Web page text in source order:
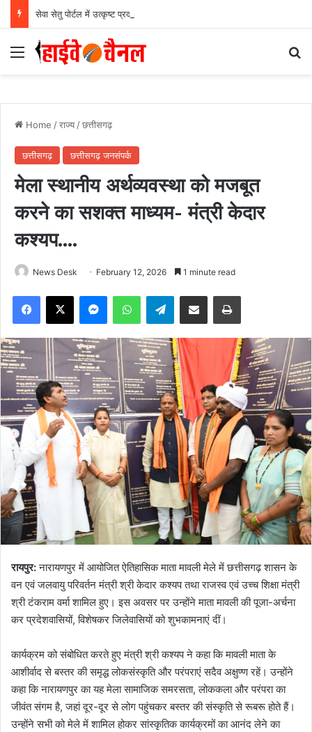
Menu
Home /राज्य /छत्तीसगढ़
छत्तीसगढ़ छत्तीसगढ़ जनसंपर्क
मेला स्थानीय अर्थव्यवस्था को मजबूत
करने का सशक्त माध्यम- मंत्री केदार
कश्यप….
News Desk February 12, 2026 1 minute read
Facebook
X MessengerWhatsAppTelegramShare via Email Print
रायपुर:नारायणपुर में आयोजित ऐतिहासिक माता मावली मेले में छत्तीसगढ़ शासन के
वन एवं जलवायु परिवर्तन मंत्री श्री केदार कश्यप तथा राजस्व एवं उच्च शिक्षा मंत्री
श्री टंकराम वर्मा शामिल हुए। इस अवसर पर उन्होंने माता मावली की पूजा-अर्चना
कर प्रदेशवासियों, विशेषकर जिलेवासियों को शुभकामनाएं दीं।
कार्यक्रम को संबोधित करते हुए मंत्री श्री कश्यप ने कहा कि मावली माता के
आशीर्वाद से बस्तर की समृद्ध लोकसंस्कृति और परंपराएं सदैव अक्षुण्ण रहें। उन्होंने
कहा कि नारायणपुर का यह मेला सामाजिक समरसता, लोककला और परंपरा का
जीवंत संगम है, जहां दूर-दूर से लोग पहुंचकर बस्तर की संस्कृति से रूबरू होते हैं।
उन्होंने सभी को मेले में शामिल होकर सांस्कृतिक कार्यक्रमों का आनंद लेने का